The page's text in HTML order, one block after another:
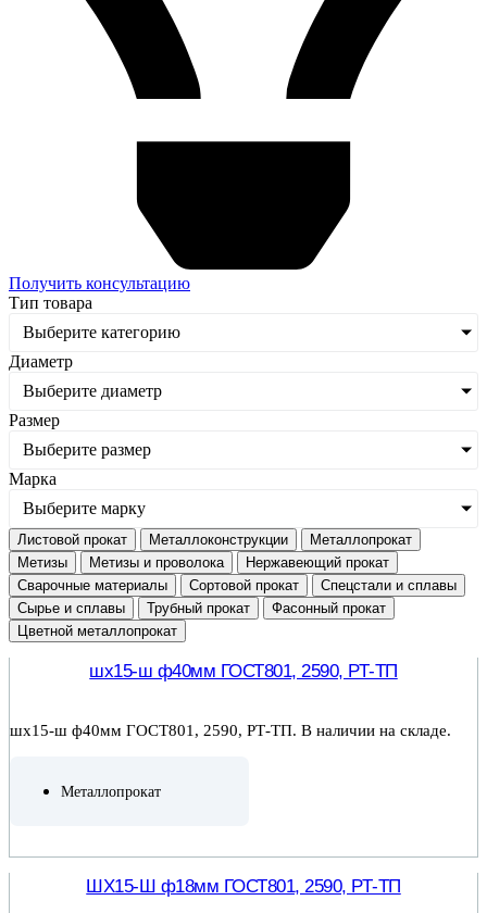
Получить консультацию
Тип товара
Выберите категорию
Диаметр
Выберите диаметр
Размер
Выберите размер
Марка
Выберите марку
Листовой прокат Металлоконструкции
Металлопрокат
Метизы
Метизы и проволока
Нержавеющий прокат
Сварочные материалы
Сортовой прокат
Спецстали и сплавы
Сырье и сплавы
Трубный прокат
Фасонный прокат
Цветной металлопрокат
шх15-ш ф40мм ГОСТ801, 2590, РТ-ТП
шх15-ш ф40мм ГОСТ801, 2590, РТ-ТП. В наличии на складе.
Металлопрокат
ШХ15-Ш ф18мм ГОСТ801, 2590, РТ-ТП